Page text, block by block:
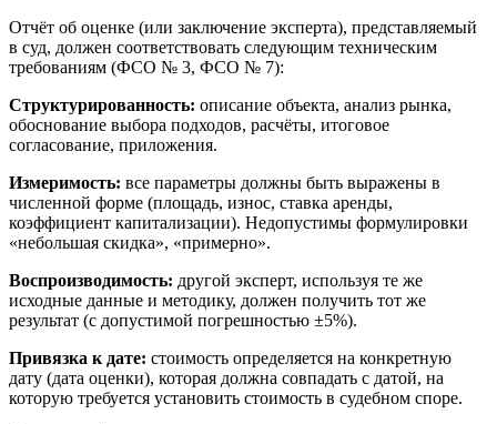
Отчёт об оценке (или заключение эксперта), представляемый
в суд, должен соответствовать следующим техническим
требованиям (ФСО № 3, ФСО № 7):
Структурированность: описание объекта, анализ рынка,
обоснование выбора подходов, расчёты, итоговое
согласование, приложения.
Измеримость: все параметры должны быть выражены в
численной форме (площадь, износ, ставка аренды,
коэффициент капитализации). Недопустимы формулировки
«небольшая скидка», «примерно».
Воспроизводимость: другой эксперт, используя те же
исходные данные и методику, должен получить тот же
результат (с допустимой погрешностью ±5%).
Привязка к дате: стоимость определяется на конкретную
дату (дата оценки), которая должна совпадать с датой, на
которую требуется установить стоимость в судебном споре.